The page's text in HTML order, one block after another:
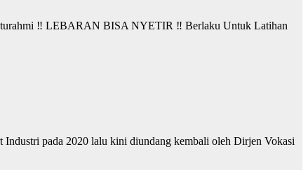
‼️ LEBARAN BISA NYETIR ‼️ Berlaku Untuk Latihan
Industri pada 2020 lalu kini diundang kembali oleh Dirjen Vokasi